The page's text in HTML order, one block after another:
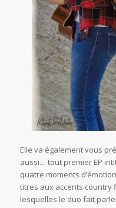
Elle va également vous
aussi… tout premier EP
quatre moments
titres aux accents country
lesquelles le duo fait